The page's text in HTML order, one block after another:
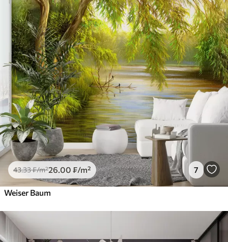
43.33₣/m²26 .00 ₣/m² 7
Weiser Baum